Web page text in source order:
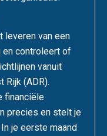
leveren van een
en controleert of
vanuit
Rijk (ADR).
financiële
precies en stelt je
je eerste maand